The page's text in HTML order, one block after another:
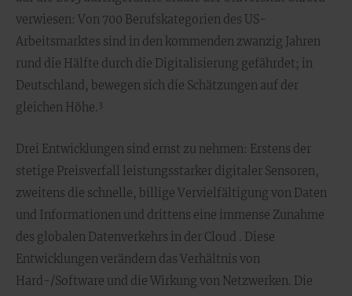
verwiesen: Von 700 Berufskategorien des US-
Arbeitsmarktes sind in den kommenden zwanzig Jahren
rund die Hälfte durch die Digitalisierung gefährdet; in
Deutschland, bewegen sich die Schätzungen auf der
gleichen Höhe. 3
Drei Entwicklungen sind ernst zu nehmen: Erstens der
stetige Preisverfall leistungsstarker digitaler Sensoren,
zweitens die schnelle, billige Vervielfältigung von Daten
und Informationen und drittens eine immense Zunahme
des globalen Datenverkehrs in der Cloud . Diese
Entwicklungen verändern das Verhältnis von
Hard-/Software und die Wirkung von Netzwerken. Die